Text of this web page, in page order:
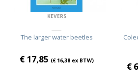
KEVERS
The larger water beetles
€17,85 (€16,38ex BTW)
€